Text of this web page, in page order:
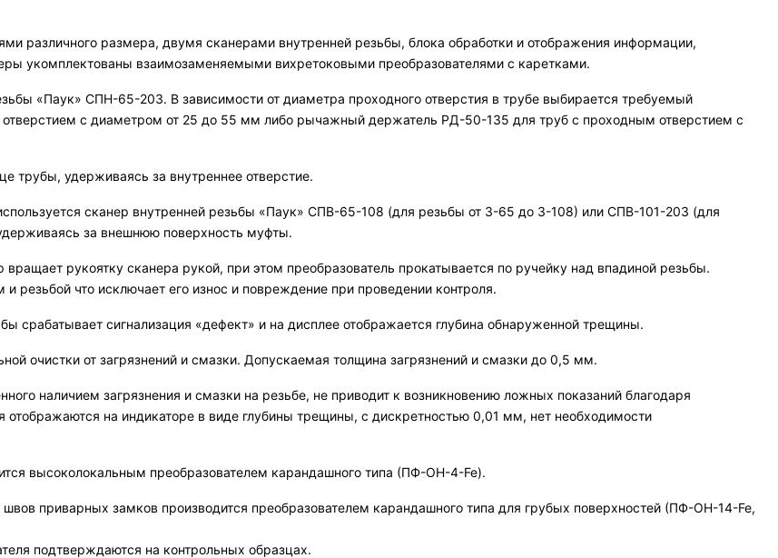
различного размера, двумя сканерами внутренней резьбы, блока обработки и отображения информации,
укомплектованы взаимозаменяемыми вихретоковыми преобразователями с каретками.
«Паук» СПН-65-203. В зависимости от диаметра проходного отверстия в трубе выбирается требуемый
с диаметром от 25 до 55 мм либо рычажный держатель РД-50-135 для труб с проходным отверстием с
трубы, удерживаясь за внутреннее отверстие.
сканер внутренней резьбы «Паук» СПВ-65-108 (для резьбы от З-65 до З-108) или СПВ-101-203 (для
за внешнюю поверхность муфты.
рукоятку сканера рукой, при этом преобразователь прокатывается по ручейку над впадиной резьбы.
резьбой что исключает его износ и повреждение при проведении контроля.
срабатывает сигнализация «дефект» и на дисплее отображается глубина обнаруженной трещины.
очистки от загрязнений и смазки. Допускаемая толщина загрязнений и смазки до 0,5 мм.
наличием загрязнения и смазки на резьбе, не приводит к возникновению ложных показаний благодаря
отображаются на индикаторе в виде глубины трещины, с дискретностью 0,01 мм, нет необходимости
высоколокальным преобразователем карандашного типа (ПФ-ОН-4-Fe).
приварных замков производится преобразователем карандашного типа для грубых поверхностей (ПФ-ОН-14-Fe,
подтверждаются на контрольных образцах.